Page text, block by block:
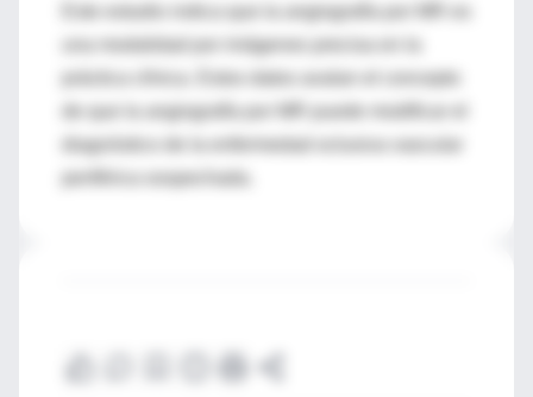
Este estudio indica que la angiografía por MR es
una modalidad por imágenes precisa en la
de que la angiografía por MR puede modificar el
diagnóstico de la enfermedad oclusiva vascular